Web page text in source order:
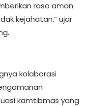
rasa aman
kejahatan,” ujar
kolaborasi
kamtibmas yang